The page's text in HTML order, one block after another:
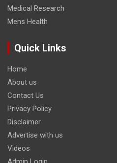
Medical Research
Mens Health
Quick Links
Home
About us
Contact Us
Privacy Policy
Disclaimer
Advertise with us
Videos